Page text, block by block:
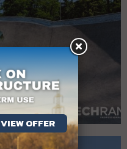
VIEW OFFER